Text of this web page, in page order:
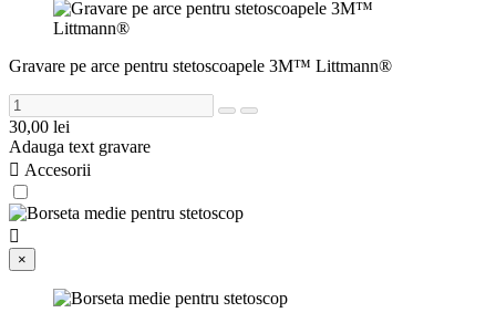
Gravare pe arce pentru stetoscoapele 3M™ Littmann®
30,00 lei
Adauga text gravare
 Accesorii

×